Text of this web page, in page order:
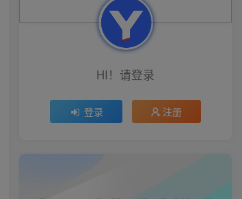
HI！请登录
登录 注册